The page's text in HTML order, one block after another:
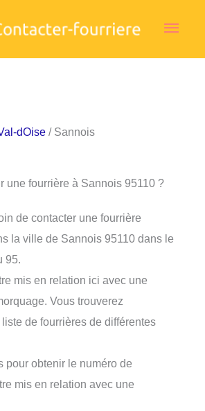
dOise / Sannois
une fourrière à Sannois 95110 ?
de contacter une fourrière
la ville de Sannois 95110 dans le
95.
mis en relation ici avec une
Vous trouverez
de fourrières de différentes
pour obtenir le numéro de
mis en relation avec une